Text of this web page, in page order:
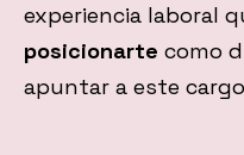
experiencia laboral
posicionarte como
apuntar a este